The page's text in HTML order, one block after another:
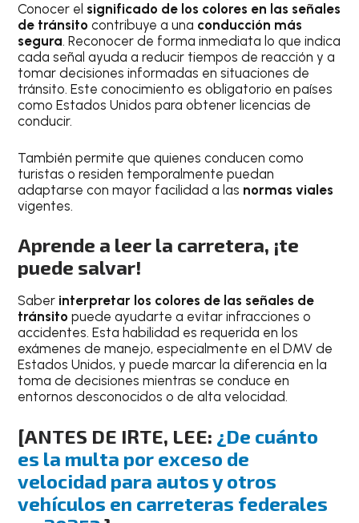
Conocer el significado de los colores en las señales
de tránsito contribuye a una conducción más
segura. Reconocer de forma inmediata lo que indica
cada señal ayuda a reducir tiempos de reacción y a
tomar decisiones informadas en situaciones de
tránsito. Este conocimiento es obligatorio en países
como Estados Unidos para obtener licencias de
conducir.
También permite que quienes conducen como
turistas o residen temporalmente puedan
adaptarse con mayor facilidad a las normas viales
vigentes.
Aprende a leer la carretera, ¡te
puede salvar!
Saber interpretar los colores de las señales de
tránsito puede ayudarte a evitar infracciones o
accidentes. Esta habilidad es requerida en los
exámenes de manejo, especialmente en el DMV de
Estados Unidos, y puede marcar la diferencia en la
toma de decisiones mientras se conduce en
entornos desconocidos o de alta velocidad.
[ANTES DE IRTE, LEE: ¿De cuánto
es la multa por exceso de
velocidad para autos y otros
vehículos en carreteras federales